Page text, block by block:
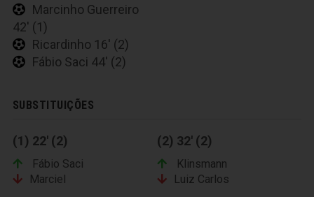
Marcinho Guerreiro
42' (1)
Ricardinho 16' (2)
Fábio Saci 44' (2)
SUBSTITUIÇÕES
(1) 22' (2)
Fábio Saci
Marciel
(2) 32' (2)
Klinsmann
Luiz Carlos